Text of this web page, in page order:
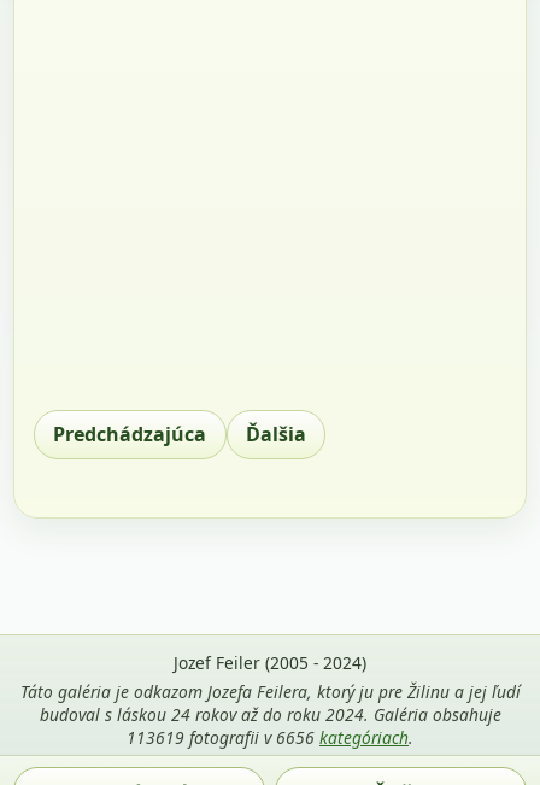
Predchádzajúca Ďalšia
Jozef Feiler (2005 - 2024)
Táto galéria je odkazom Jozefa Feilera, ktorý ju pre Žilinu a jej ľudí
budoval s láskou 24 rokov až do roku 2024. Galéria obsahuje
113619 fotografii v 6656 kategóriach.
Použitie fotografií z tejto stránky je povolené len s uvedením